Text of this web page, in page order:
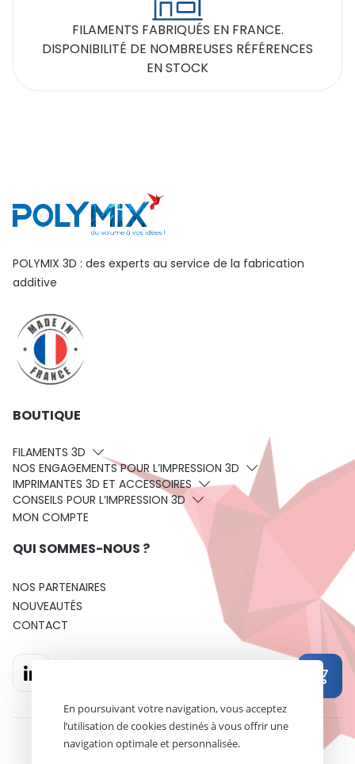
FILAMENTS FABRIQUÉS EN FRANCE.
DISPONIBILITÉ DE NOMBREUSES RÉFÉRENCES
EN STOCK
POLYMIX 3D : des experts au service de la fabrication
additive
BOUTIQUE
FILAMENTS 3D
NOS ENGAGEMENTS POUR L’IMPRESSION 3D
IMPRIMANTES 3D ET ACCESSOIRES
CONSEILS POUR L’IMPRESSION 3D
MON COMPTE
QUI SOMMES-NOUS ?
NOS PARTENAIRES
NOUVEAUTÉS
CONTACT
Mentions légales
En poursuivant votre navigation, vous acceptez
l’utilisation de cookies destinés à vous offrir une
navigation optimale et personnalisée.